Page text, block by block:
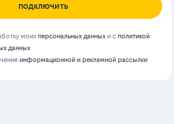
подключить
моих персональных данных и с политикой
данных
информационной и рекламной рассылки